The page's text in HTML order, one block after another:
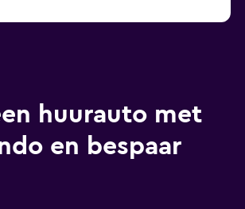
huurauto met
en bespaar